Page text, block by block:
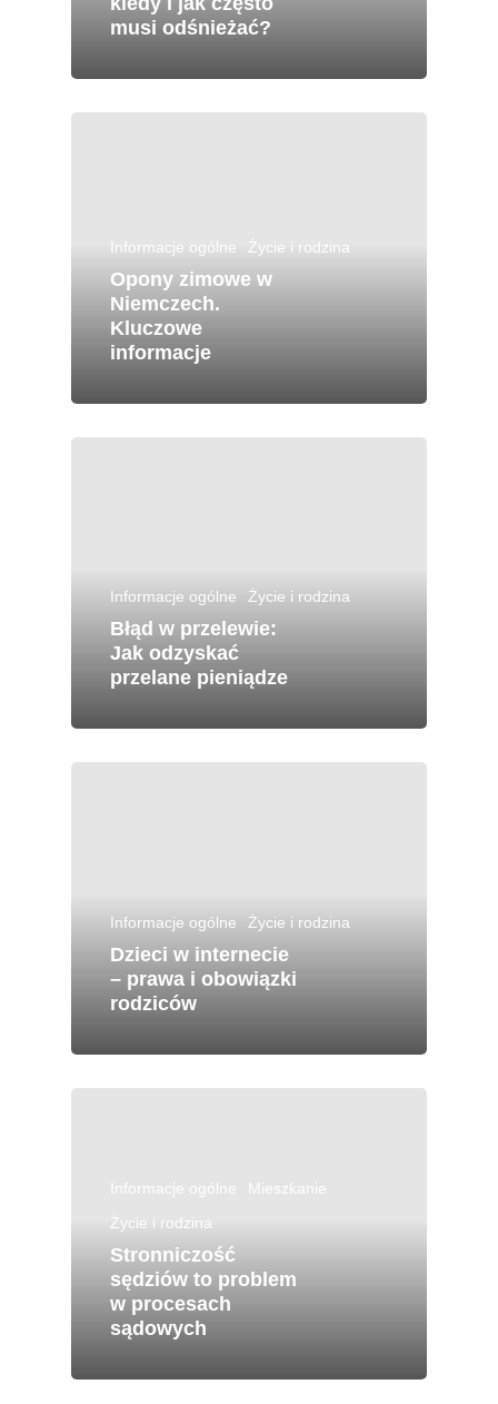
musi odśnieżać?
Informacje ogólne Życie i rodzina
Opony zimowe w
Niemczech.
Kluczowe
informacje
Informacje ogólne Życie i rodzina
Błąd w przelewie:
Jak odzyskać
przelane pieniądze
Informacje ogólne Życie i rodzina
Dzieci w internecie
– prawa i obowiązki
rodziców
Informacje ogólne
Mieszkanie
Życie i rodzina
Stronniczość
sędziów to problem
w procesach
sądowych